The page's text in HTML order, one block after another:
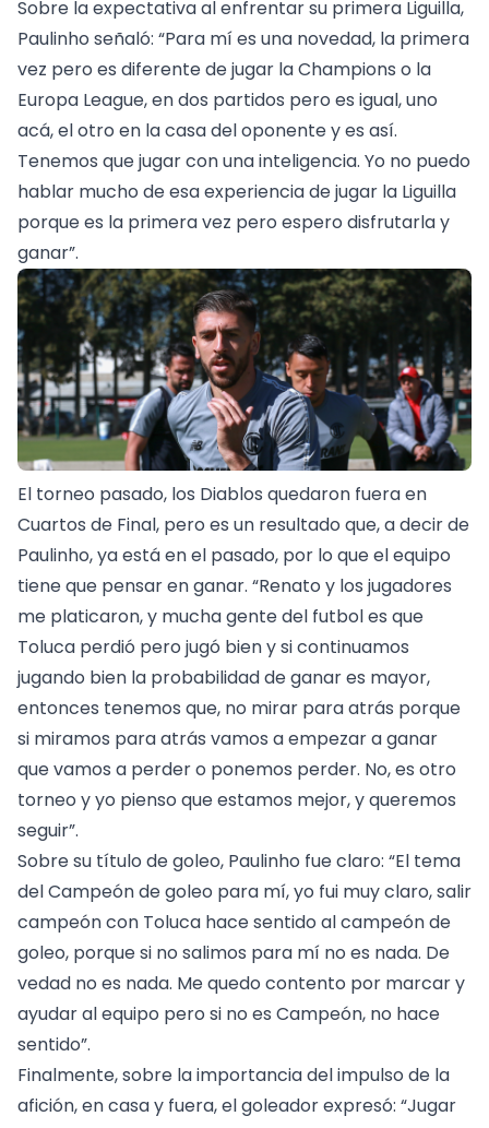
Sobre la expectativa al enfrentar su primera Liguilla,
Paulinho señaló: “Para mí es una novedad, la primera
vez pero es diferente de jugar la Champions o la
Europa League, en dos partidos pero es igual, uno
acá, el otro en la casa del oponente y es así.
Tenemos que jugar con una inteligencia. Yo no puedo
hablar mucho de esa experiencia de jugar la Liguilla
porque es la primera vez pero espero disfrutarla y
ganar”.
El torneo pasado, los Diablos quedaron fuera en
Cuartos de Final, pero es un resultado que, a decir de
Paulinho, ya está en el pasado, por lo que el equipo
tiene que pensar en ganar. “Renato y los jugadores
me platicaron, y mucha gente del futbol es que
Toluca perdió pero jugó bien y si continuamos
jugando bien la probabilidad de ganar es mayor,
entonces tenemos que, no mirar para atrás porque
si miramos para atrás vamos a empezar a ganar
que vamos a perder o ponemos perder. No, es otro
torneo y yo pienso que estamos mejor, y queremos
seguir”.
Sobre su título de goleo, Paulinho fue claro: “El tema
del Campeón de goleo para mí, yo fui muy claro, salir
campeón con Toluca hace sentido al campeón de
goleo, porque si no salimos para mí no es nada. De
vedad no es nada. Me quedo contento por marcar y
ayudar al equipo pero si no es Campeón, no hace
sentido”.
Finalmente, sobre la importancia del impulso de la
afición, en casa y fuera, el goleador expresó: “Jugar